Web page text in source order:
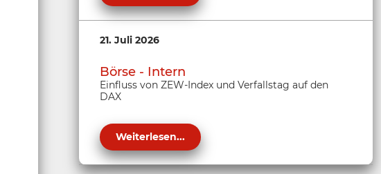
21. Juli 2026
Börse - Intern
Einfluss von ZEW-Index und Verfallstag auf den
DAX
Weiterlesen...